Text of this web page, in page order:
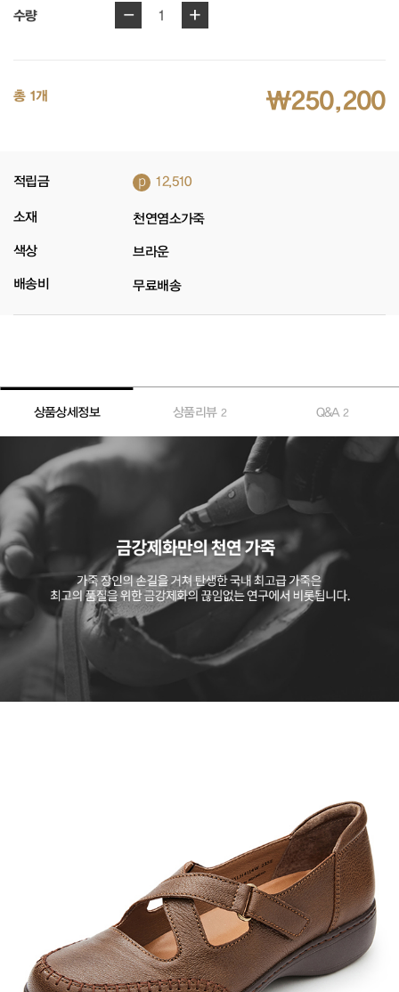
수량 - 1 +
총 1개 ₩250,200
적립금 p 12,510
소재 천연염소가죽
색상 브라운
배송비 무료배송
상품상세정보 상품리뷰 2 Q&A 2